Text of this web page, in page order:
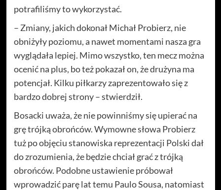
potrafiliśmy to wykorzystać.
– Zmiany, jakich dokonał Michał Probierz, nie
obniżyły poziomu, a nawet momentami nasza gra
wyglądała lepiej. Mimo wszystko, ten mecz można
ocenić na plus, bo też pokazał on, że drużyna ma
potencjał. Kilku piłkarzy zaprezentowało się z
bardzo dobrej strony – stwierdził.
Bosacki uważa, że nie powinniśmy się upierać na
grę trójką obrońców. Wymowne słowa Probierz
tuż po objęciu stanowiska reprezentacji Polski dał
do zrozumienia, że będzie chciał grać z trójką
obrońców. Podobne ustawienie próbował
wprowadzić parę lat temu Paulo Sousa, natomiast